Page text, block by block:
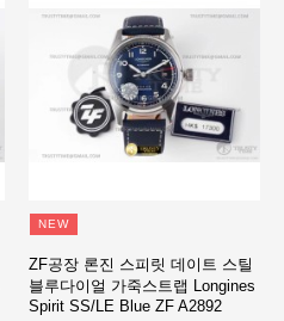
NEW
ZF공장 론진 스피릿 데이트 스틸
블루다이얼 가죽스트랩 Longines
Spirit SS/LE Blue ZF A2892